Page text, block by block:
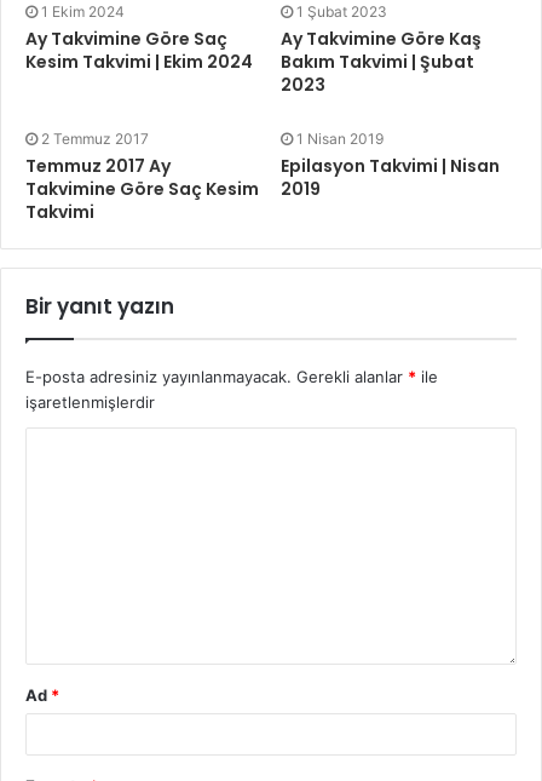
1 Ekim 2024
Ay Takvimine Göre Saç
Kesim Takvimi | Ekim 2024
1 Şubat 2023
Ay Takvimine Göre Kaş
Bakım Takvimi | Şubat
2023
2 Temmuz 2017
Temmuz 2017 Ay
Takvimine Göre Saç Kesim
Takvimi
1 Nisan 2019
Epilasyon Takvimi | Nisan
2019
Bir yanıt yazın
E-posta adresiniz yayınlanmayacak. Gerekli alanlar * ile
işaretlenmişlerdir
Ad *